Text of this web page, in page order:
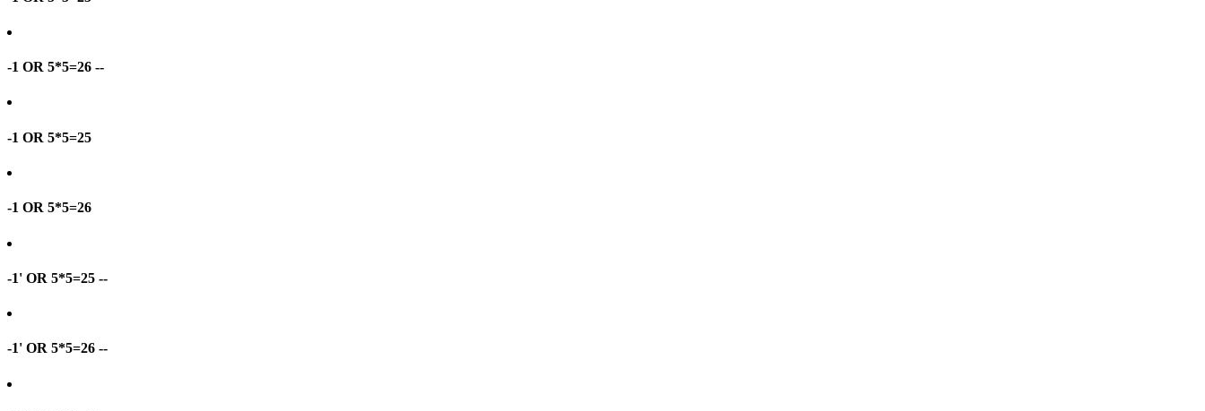
-1 OR 5*5=26 --
-1 OR 5*5=25
-1 OR 5*5=26
-1' OR 5*5=25 --
-1' OR 5*5=26 --